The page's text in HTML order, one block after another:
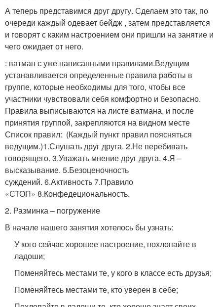
А теперь представимся друг другу. Сделаем это так, по
очереди каждый одевает бейдж , затем представляется
и говорят с каким настроением они пришли на занятие и
чего ожидает от него.
: ватман с уже написанными правилами.Ведущим
устанавливается определенные правила работы в
группе, которые необходимы для того, чтобы все
участники чувствовали себя комфортно и безопасно.
Правила выписываются на листе ватмана, и после
принятия группой, закрепляются на видном месте
Список правил: (Каждый пункт правил поясняться
ведущим.)1.Слушать друг друга. 2.Не перебивать
говорящего. 3.Уважать мнение друг друга. 4.Я –
высказывание. 5.Безоценочность
суждений. 6.Активность7.Правило
«СТОП» 8.Конфедециональность.
2. Разминка – погружение
В начале нашего занятия хотелось бы узнать:
У кого сейчас хорошее настроение, похлопайте в
ладоши;
Поменяйтесь местами те, у кого в классе есть друзья;
Поменяйтесь местами те, кто уверен в себе;